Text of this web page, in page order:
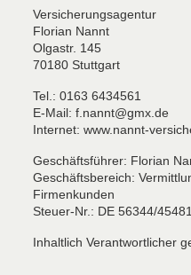
Versicherungsagentur
Florian Nannt
Olgastr. 145
70180 Stuttgart
Tel.: 0163 6434561
E-Mail: f.nannt@gmx.de
Internet: www.nannt-
Geschäftsführer: Florian
Geschäftsbereich:
Firmenkunden
Steuer-Nr.: DE 56344/
Inhaltlich Verantwortlicher